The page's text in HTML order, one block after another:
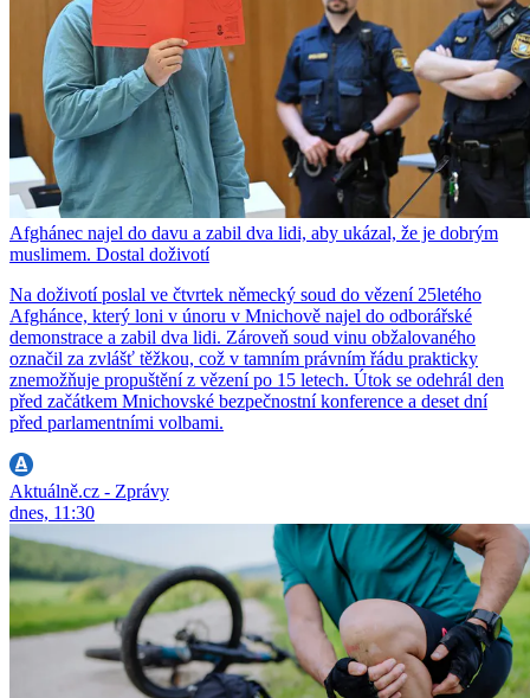
Afghánec najel do davu a zabil dva lidi, aby ukázal, že je dobrým
muslimem. Dostal doživotí
Na doživotí poslal ve čtvrtek německý soud do vězení 25letého
Afghánce, který loni v únoru v Mnichově najel do odborářské
demonstrace a zabil dva lidi. Zároveň soud vinu obžalovaného
označil za zvlášť těžkou, což v tamním právním řádu prakticky
znemožňuje propuštění z vězení po 15 letech. Útok se odehrál den
před začátkem Mnichovské bezpečnostní konference a deset dní
před parlamentními volbami.
Aktuálně.cz - Zprávy
dnes, 11:30